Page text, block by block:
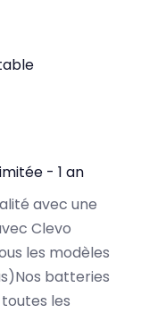
- 1 an
avec une
Clevo
les modèles
batteries
les